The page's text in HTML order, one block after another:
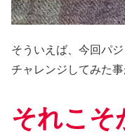
そういえば、今回パ
チャレンジしてみた事
それこそ